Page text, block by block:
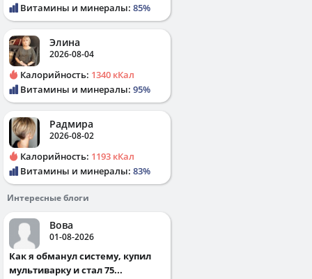
Витамины и минералы: 85%
Элина
2026-08-04
Калорийность: 1340 кКал
Витамины и минералы: 95%
Радмира
2026-08-02
Калорийность: 1193 кКал
Витамины и минералы: 83%
Интересные блоги
Вова
01-08-2026
Как я обманул систему, купил
мультиварку и стал 75...